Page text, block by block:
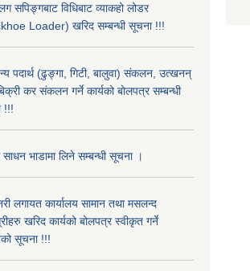
सपिङ्गबाट विधिबाट व्याकहो लोडर
Loader) खरिद सम्बन्धी सूचना !!!
पदार्थ (ढुङ्गा, गिटी, बालुवा) संकलन, उत्खनन्
कर संकलन गर्ने कार्यको बोलपत्र सम्बन्धी
!!!
साधन भाडामा लिने सम्बन्धी सूचना ।
लगायत कार्यालय सामान तथा मसलन्द
खरिद कार्यको बोलपत्र स्वीकृत गर्ने
सूचना !!!